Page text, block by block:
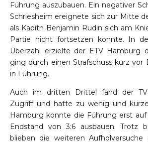
Führung auszubauen. Ein negativer
Schriesheim ereignete sich zur Mitte
als Kapitӓn Benjamin Rudin sich am
Partie nicht fortsetzen konnte. In
Überzahl erzielte der ETV Hamburg
ging durch einen Strafschuss kurz
in Führung.
Auch im dritten Drittel fand der
Zugriff und hatte zu wenig und kurze
Hamburg konnte die Führung erst
Endstand von 3:6 ausbauen. Trotz
blieben die weiteren Aufholversuche